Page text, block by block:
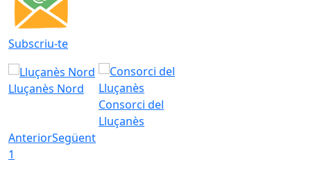
Subscriu-te
Lluçanès Nord
Consorci del
Lluçanès
AnteriorSegüent
1